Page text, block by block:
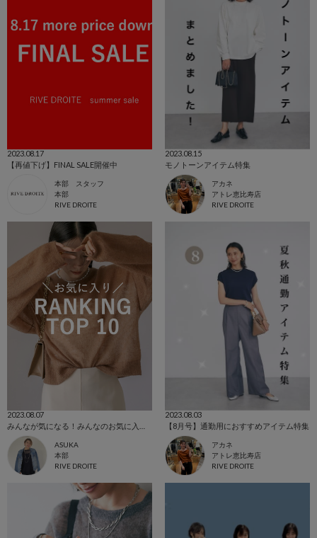
2023.08.17
【再値下げ】FINAL SALE開催中
本部 スタッフ
本部
RIVE DROITE
2023.08.15
モノトーンアイテム特集
アカネ
アトレ恵比寿店
RIVE DROITE
2023.08.07
ASUKA
本部
RIVE DROITE
2023.08.03
【8月号】通勤用におすすめアイテム特集
アカネ
アトレ恵比寿店
RIVE DROITE